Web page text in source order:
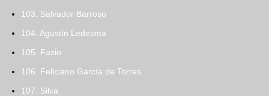
103. Salvador Barroso
104. Agustín Ledesma
105. Fazio
106. Feliciano García de Torres
107. Silva